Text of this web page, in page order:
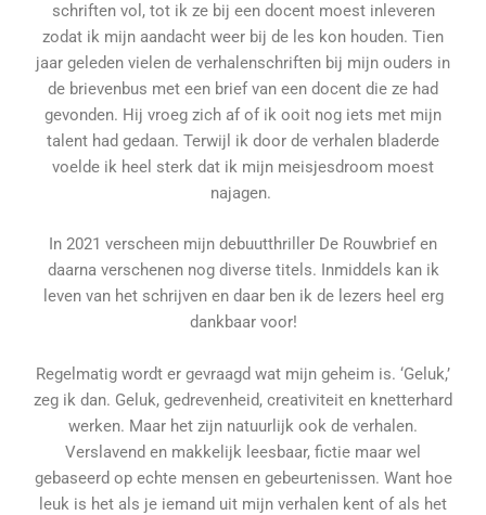
schriften vol, tot ik ze bij een docent moest inleveren
zodat ik mijn aandacht weer bij de les kon houden. Tien
jaar geleden vielen de verhalenschriften bij mijn ouders in
de brievenbus met een brief van een docent die ze had
gevonden. Hij vroeg zich af of ik ooit nog iets met mijn
talent had gedaan. Terwijl ik door de verhalen bladerde
voelde ik heel sterk dat ik mijn meisjesdroom moest
najagen.
In 2021 verscheen mijn debuutthriller De Rouwbrief en
daarna verschenen nog diverse titels. Inmiddels kan ik
leven van het schrijven en daar ben ik de lezers heel erg
dankbaar voor!
Regelmatig wordt er gevraagd wat mijn geheim is. ‘Geluk,’
zeg ik dan. Geluk, gedrevenheid, creativiteit en knetterhard
werken. Maar het zijn natuurlijk ook de verhalen.
Verslavend en makkelijk leesbaar, fictie maar wel
gebaseerd op echte mensen en gebeurtenissen. Want hoe
leuk is het als je iemand uit mijn verhalen kent of als het